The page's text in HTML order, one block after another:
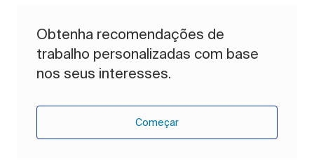
Obtenha recomendações de
trabalho personalizadas com base
nos seus interesses.
Começar